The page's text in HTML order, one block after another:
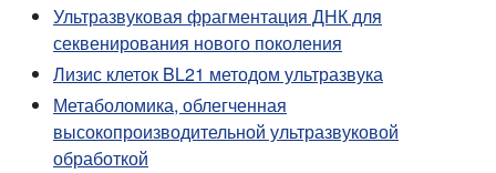
Ультразвуковая фрагментация ДНК для
секвенирования нового поколения
Лизис клеток BL21 методом ультразвука
Метаболомика, облегченная
высокопроизводительной ультразвуковой
обработкой